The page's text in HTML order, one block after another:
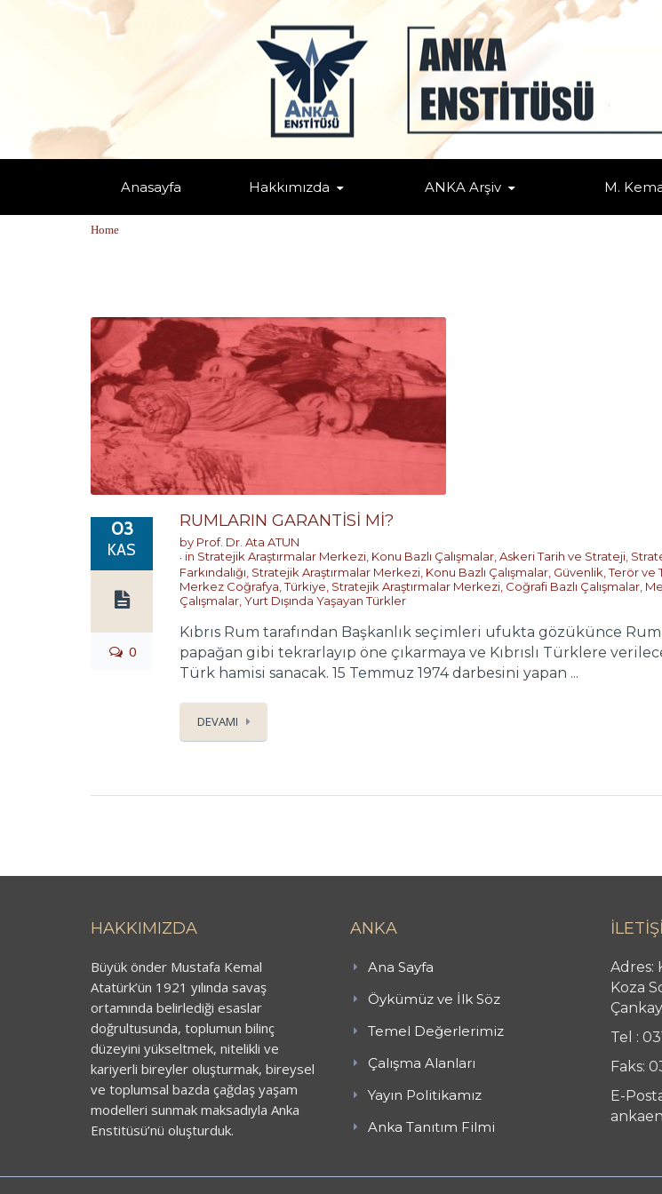
Anasayfa Hakkımızda ANKA Arşiv M.
Home
03
KAS
0
RUMLARIN GARANTİSİ Mİ?
by Prof. Dr. Ata ATUN
in Stratejik Araştırmalar Merkezi Konu Bazlı Çalışmalar Askeri Tarih ve Strateji
Farkındalığı Stratejik Araştırmalar Merkezi Konu Bazlı Çalışmalar Güvenlik, Terör ve
Merkez Coğrafya ,Türkiye Stratejik Araştırmalar Merkezi Coğrafi Bazlı Çalışmalar
Çalışmalar Yurt Dışında Yaşayan Türkler
Kıbrıs Rum tarafından Başkanlık seçimleri ufukta gözükünce Rum
papağan gibi tekrarlayıp öne çıkarmaya ve Kıbrıslı Türklere
Türk hamisi sanacak. 15 Temmuz 1974 darbesini yapan ...
DEVAMI
HAKKIMIZDA
Büyük önder Mustafa Kemal
Atatürk’ün 1921 yılında savaş
ortamında belirlediği esaslar
doğrultusunda, toplumun bilinç
düzeyini yükseltmek, nitelikli ve
kariyerli bireyler oluşturmak, bireysel
ve toplumsal bazda çağdaş yaşam
modelleri sunmak maksadıyla Anka
Enstitüsü’nü oluşturduk.
ANKA
Ana Sayfa
Öykümüz ve İlk Söz
Temel Değerlerimiz
Çalışma Alanları
Yayın Politikamız
Anka Tanıtım Filmi
Adres:
Koza
Tel :
Faks:
E-